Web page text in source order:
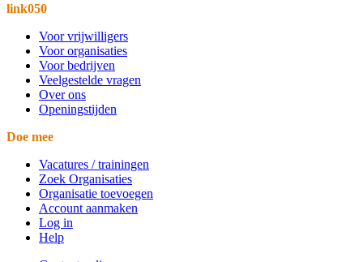
link050
Voor vrijwilligers
Voor organisaties
Voor bedrijven
Veelgestelde vragen
Over ons
Openingstijden
Doe mee
Vacatures / trainingen
Zoek Organisaties
Organisatie toevoegen
Account aanmaken
Log in
Help